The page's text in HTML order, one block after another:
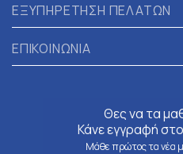
ΕΞΥΠΗΡΕΤΗΣΗ ΠΕΛΑΤΩΝ
ΕΠΙΚΟΙΝΩΝΙΑ
Θες να τα
Κάνε εγγραφή
Μάθε πρώτος τα νέα